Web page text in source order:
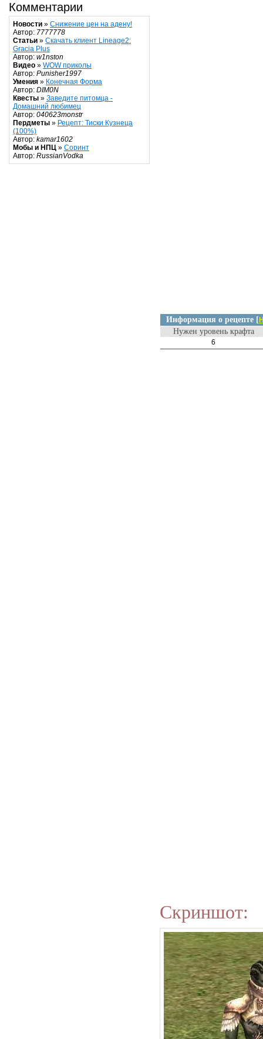
Комментарии
Новости » Снижение цен на адену!
Автор: 7777778
Статьи » Скачать клиент Lineage2:
Gracia Plus
Автор: w1nston
Видео » WOW приколы
Автор: Punisher1997
Умения » Конечная Форма
Автор: DIM0N
Квесты » Заведите питомца -
Домашний любимец
Автор: 040623monstr
Пердметы » Рецепт: Тиски Кузнеца
(100%)
Автор: kamar1602
Мобы и НПЦ » Соринт
Автор: RussianVodka
Информация о рецепте [
Нужен уровень крафта
6
Скриншот: